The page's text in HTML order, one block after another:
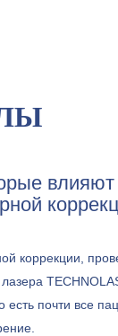
коррекции,
есть почти все